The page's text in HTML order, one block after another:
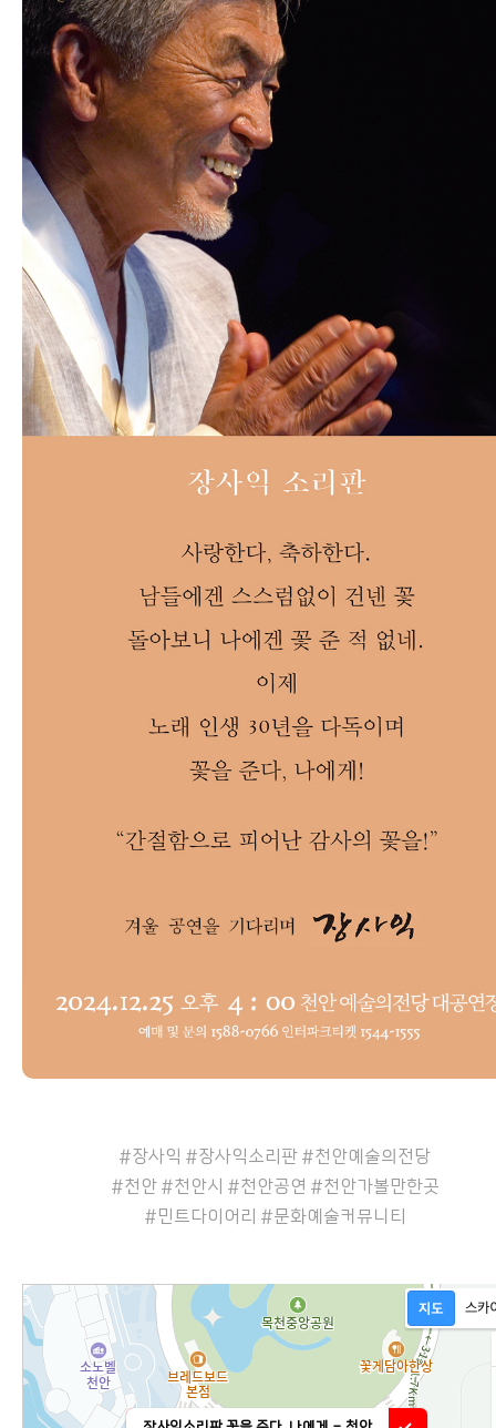
#장사익 #장사익소리판 #천안예술의전당
#천안 #천안시 #천안공연 #천안가볼만한곳
#민트다이어리 #문화예술커뮤니티